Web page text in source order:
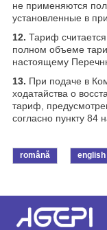
не применяются
установленные в
12. Тариф
полном объеме
настоящему
13. При подаче в
ходатайства о
тариф,
согласно пункту 84
română english